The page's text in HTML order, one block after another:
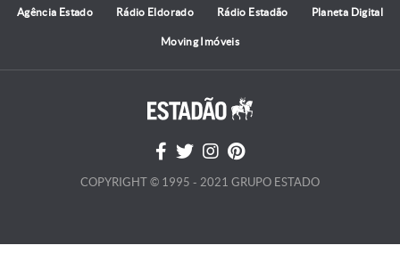
Agência Estado Rádio Eldorado Rádio Estadão Planeta Digital
Moving Imóveis
COPYRIGHT © 1995 - 2021 GRUPO ESTADO